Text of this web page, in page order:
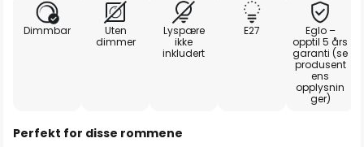
Dimmbar
Uten
dimmer
Lyspære
ikke
inkludert
E27
Eglo –
opptil 5 års
garanti (se
produsent
ens
opplysnin
ger)
Perfekt for disse rommene